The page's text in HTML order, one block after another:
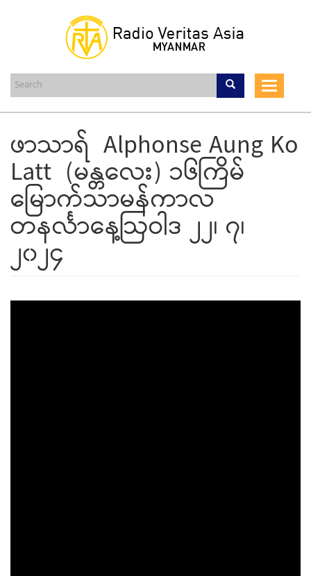
content
Toggle
ဖာသာရ် Alphonse Aung Ko
Latt (မန္တလေး) ၁၆ကြိမ်
မြောက်သာမန်ကာလ
တနင်္လာနေ့ဩဝါဒ ၂၂၊ ၇၊
၂၀၂၄